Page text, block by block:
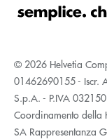
© 2026 Helvetia
01462690155 - Iscr.
S.p.A. - P.IVA
Coordinamento della
SA Rappresentanza